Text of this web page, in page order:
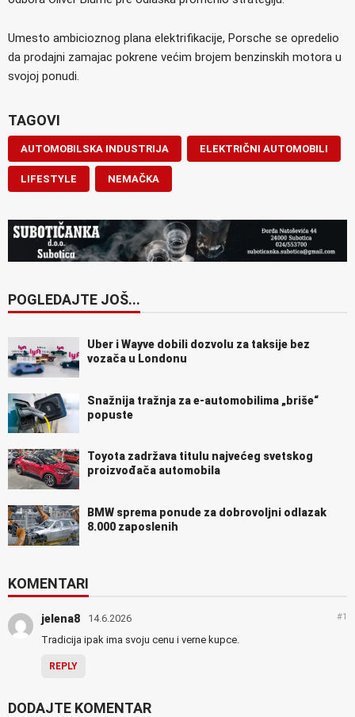
Umesto ambicioznog plana elektrifikacije, Porsche se opredelio
da prodajni zamajac pokrene većim brojem benzinskih motora u
svojoj ponudi.
TAGOVI
AUTOMOBILSKA INDUSTRIJA ELEKTRIČNI AUTOMOBILI
LIFESTYLE NEMAČKA
POGLEDAJTE JOŠ...
Uber i Wayve dobili dozvolu za taksije bez
vozača u Londonu
Snažnija tražnja za e-automobilima „briše“
popuste
Toyota zadržava titulu najvećeg svetskog
proizvođača automobila
BMW sprema ponude za dobrovoljni odlazak
8.000 zaposlenih
KOMENTARI
jelena8 14.6.2026 #1
Tradicija ipak ima svoju cenu i verne kupce.
REPLY
DODAJTE KOMENTAR